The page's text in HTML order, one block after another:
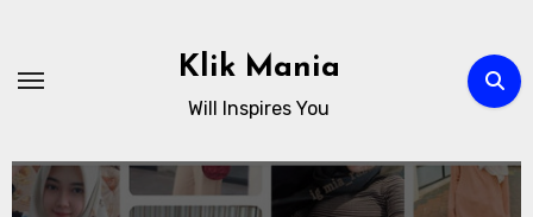
content
Klik Mania
Will Inspires You